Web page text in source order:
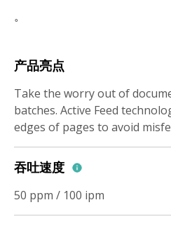
。
产品亮点
Take the worry out of
batches. Active Feed
edges of pages to avoid
吞吐速度
50 ppm / 100 ipm